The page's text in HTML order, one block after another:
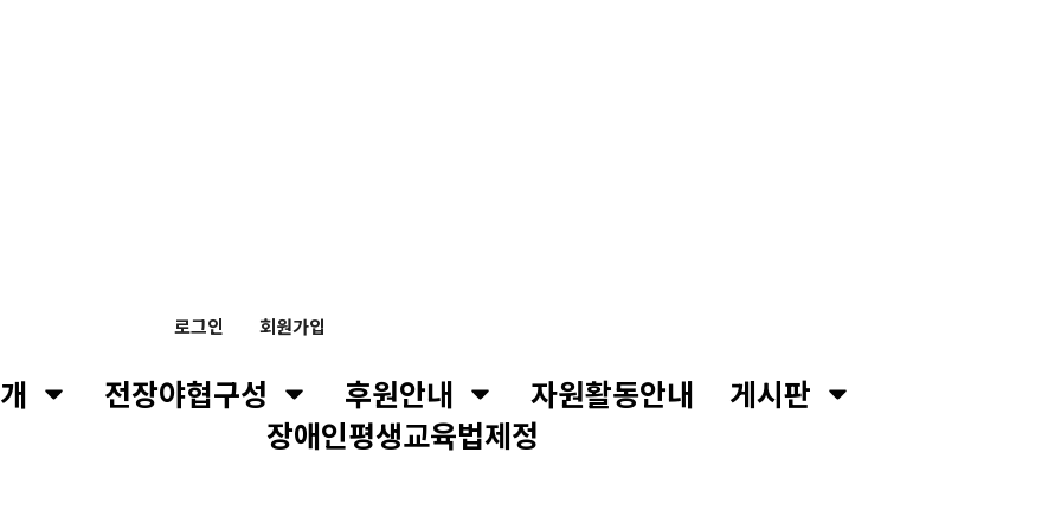
로그인 회원가입
전장야협구성 후원안내 자원활동안내
게시판
장애인평생교육법제정